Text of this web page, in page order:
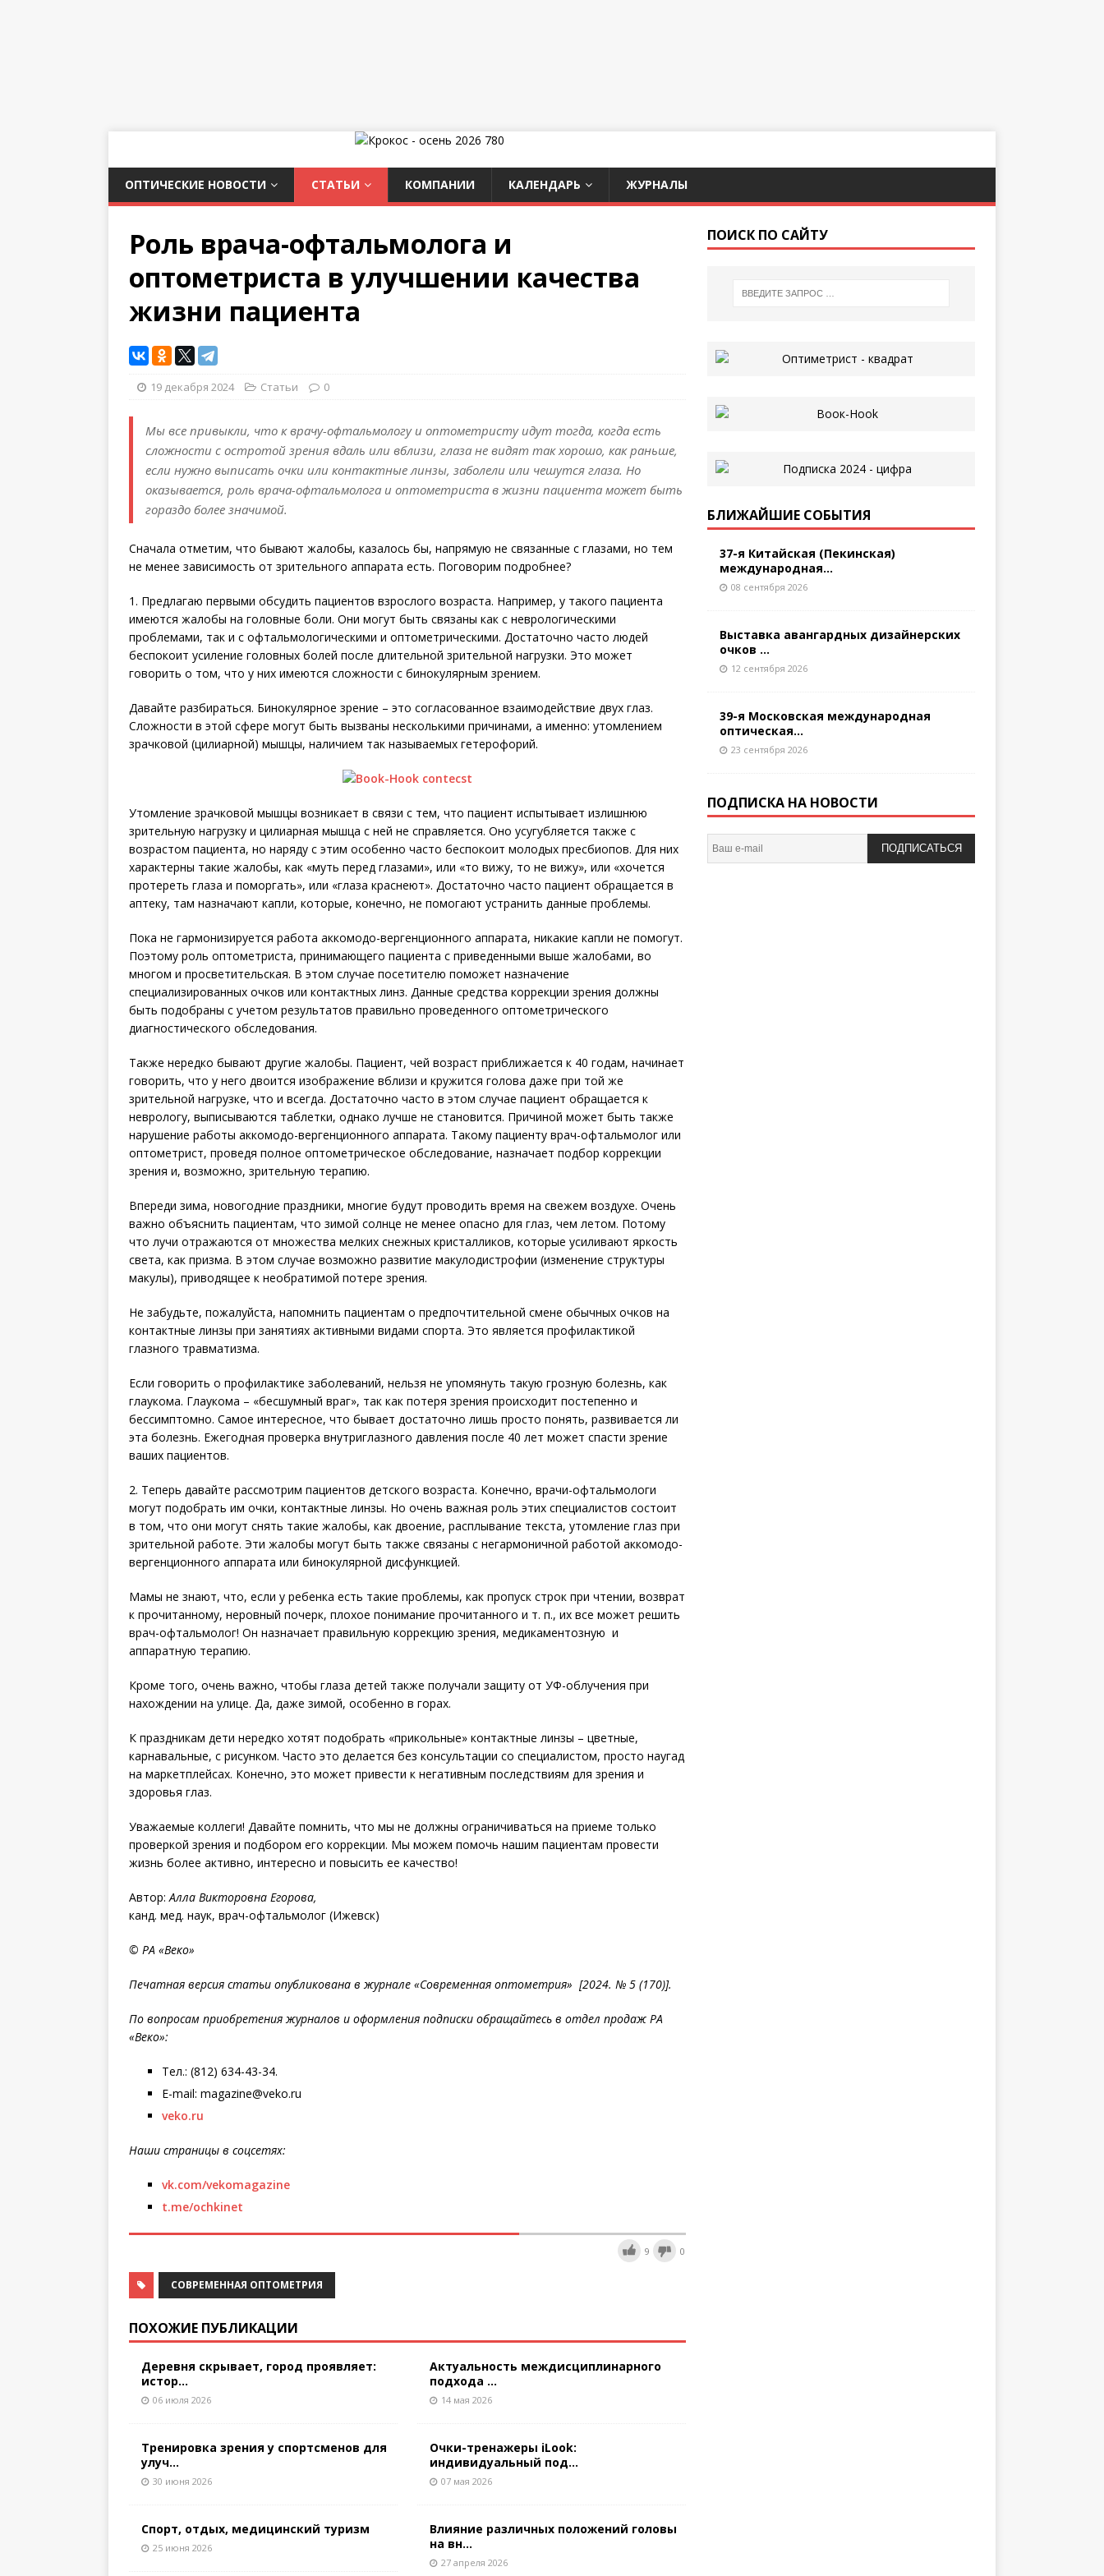
ОПТИЧЕСКИЕ НОВОСТИ СТАТЬИ КОМПАНИИ КАЛЕНДАРЬ ЖУРНАЛЫ
Роль врача-офтальмолога и
оптометриста в улучшении качества
жизни пациента
19 декабря 2024 Статьи 0
Мы все привыкли, что к врачу-офтальмологу и оптометристу идут тогда, когда есть
сложности с остротой зрения вдаль или вблизи, глаза не видят так хорошо, как раньше,
если нужно выписать очки или контактные линзы, заболели или чешутся глаза. Но
оказывается, роль врача-офтальмолога и оптометриста в жизни пациента может быть
гораздо более значимой.
Сначала отметим, что бывают жалобы, казалось бы, напрямую не связанные с глазами, но тем
не менее зависимость от зрительного аппарата есть. Поговорим подробнее?
1. Предлагаю первыми обсудить пациентов взрослого возраста. Например, у такого пациента
имеются жалобы на головные боли. Они могут быть связаны как с неврологическими
проблемами, так и с офтальмологическими и оптометрическими. Достаточно часто людей
беспокоит усиление головных болей после длительной зрительной нагрузки. Это может
говорить о том, что у них имеются сложности с бинокулярным зрением.
Давайте разбираться. Бинокулярное зрение – это согласованное взаи­модействие двух глаз.
Сложности в этой сфере могут быть вызваны несколькими причинами, а именно: утомлением
зрачковой (цилиарной) мышцы, наличием так называемых гетерофорий.
Утомление зрачковой мышцы возникает в связи с тем, что пациент испытывает излишнюю
зрительную нагрузку и цилиарная мышца с ней не справляется. Оно усугубляется также с
возрастом пациента, но наряду с этим особенно часто беспокоит молодых пресбиопов. Для них
характерны такие жалобы, как «муть перед глазами», или «то вижу, то не вижу», или «хочется
протереть глаза и поморгать», или «глаза краснеют». Достаточно часто пациент обращается в
аптеку, там назначают капли, которые, конечно, не помогают устранить данные проблемы.
Пока не гармонизируется работа аккомодо-вергенционного аппарата, никакие капли не помогут.
Поэтому роль оптометриста, принимающего пациента с приведенными выше жалобами, во
многом и просветительская. В этом случае посетителю поможет назначение
специализированных очков или контактных линз. Данные средства коррекции зрения должны
быть подобраны с учетом результатов правильно проведенного оптометрического
диагностического обследования.
Также нередко бывают другие жалобы. Пациент, чей возраст приближается к 40 годам, начинает
говорить, что у него двоится изображение вблизи и кружится голова даже при той же
зрительной нагрузке, что и всегда. Достаточно часто в этом случае пациент обращается к
неврологу, выписываются таблетки, однако лучше не становится. Причиной может быть также
нарушение работы аккомодо-вергенционного аппарата. Такому пациенту врач-офтальмолог или
оптометрист, проведя полное оптометрическое обследование, назначает подбор коррекции
зрения и, возможно, зрительную терапию.
Впереди зима, новогодние праздники, многие будут проводить время на свежем воздухе. Очень
важно объяснить пациентам, что зимой солнце не менее опасно для глаз, чем летом. Потому
что лучи отражаются от множества мелких снежных кристалликов, которые усиливают яркость
света, как призма. В этом случае возможно развитие макулодистрофии (изменение структуры
макулы), приводящее к необратимой потере зрения.
Не забудьте, пожалуйста, напомнить пациентам о предпочтительной смене обычных очков на
контактные линзы при занятиях активными видами спорта. Это является профилактикой
глазного травматизма.
Если говорить о профилактике заболеваний, нельзя не упомянуть такую грозную болезнь, как
глаукома. Глаукома – «бесшумный враг», так как потеря зрения происходит постепенно и
бессимптомно. Самое интересное, что бывает достаточно лишь просто понять, развивается ли
эта болезнь. Ежегодная проверка внутриглазного давления после 40 лет может спасти зрение
ваших пациентов.
2. Теперь давайте рассмотрим пациентов детского возраста. Конечно, врачи-офтальмологи
могут подобрать им очки, контактные линзы. Но очень важная роль этих специалистов состоит
в том, что они могут снять такие жалобы, как двоение, расплывание текста, утомление глаз при
зрительной работе. Эти жалобы могут быть также связаны с негармоничной работой аккомодо-
вергенционного аппарата или бинокулярной дисфункцией.
Мамы не знают, что, если у ребенка есть такие проблемы, как пропуск строк при чтении, возврат
к прочитанному, неровный почерк, плохое понимание прочитанного и т. п., их все может решить
врач-офтальмолог! Он назначает правильную коррекцию зрения, медикаментозную и
аппаратную терапию.
Кроме того, очень важно, чтобы глаза детей также получали защиту от УФ-облучения при
нахождении на улице. Да, даже зимой, особенно в горах.
К праздникам дети нередко хотят подобрать «прикольные» контактные линзы – цветные,
карнавальные, с рисунком. Часто это делается без консультации со специалистом, просто наугад
на маркетплейсах. Конечно, это может привести к негативным последствиям для зрения и
здоровья глаз.
Уважаемые коллеги! Давайте по­мнить, что мы не должны ограничиваться на приеме только
проверкой зрения и подбором его коррекции. Мы можем помочь нашим пациентам провести
жизнь более активно, интересно и повысить ее качество!
Автор:Алла Викторовна Егорова,
канд. мед. наук, врач-офтальмолог (Ижевск)
© РА «Веко»
Печатная версия статьи опубликована в журнале «Современная оптометрия» [2024. № 5 (170)].
По вопросам приобретения журналов и оформления подписки обращайтесь в отдел продаж РА
«Веко»:
Тел.: (812) 634-43-34.
E-mail: magazine@veko.ru
veko.ru
Наши страницы в соцсетях:
vk.com/vekomagazine
t.me/ochkinet
9 0
СОВРЕМЕННАЯ ОПТОМЕТРИЯ
ПОХОЖИЕ ПУБЛИКАЦИИ
Деревня скрывает, город проявляет:
истор...
06 июля 2026
Тренировка зрения у спортсменов для
улуч...
30 июня 2026
Спорт, отдых, медицинский туризм
25 июня 2026
Актуальность междисциплинарного
подхода ...
14 мая 2026
Очки-тренажеры iLook:
индивидуальный под...
07 мая 2026
Влияние различных положений головы
на вн...
27 апреля 2026
ПОИСК ПО САЙТУ
БЛИЖАЙШИЕ СОБЫТИЯ
37-я Китайская (Пекинская)
международная...
08 сентября 2026
Выставка авангардных дизайнерских
очков ...
12 сентября 2026
39-я Московская международная
оптическая...
23 сентября 2026
ПОДПИСКА НА НОВОСТИ
ПОДПИСАТЬСЯ